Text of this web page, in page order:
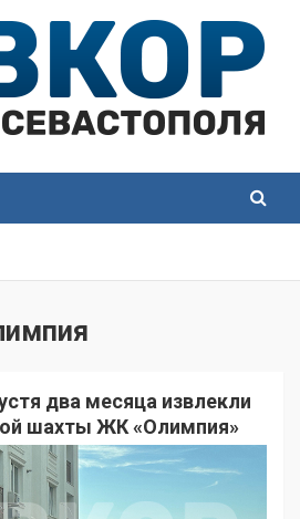
два месяца извлекли
шахты ЖК «Олимпия»